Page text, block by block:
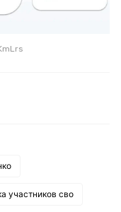
участников сво